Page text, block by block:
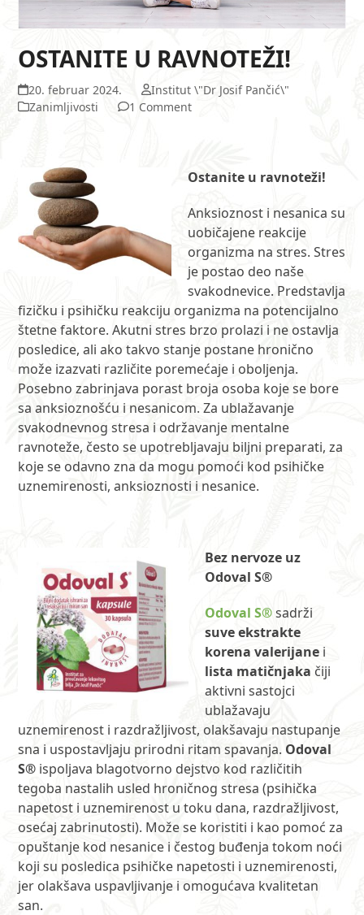
OSTANITE U RAVNOTEŽI!
20. februar 2024.
Institut \"Dr Josif Pančić\"
Zanimljivosti
1 Comment
Ostanite u ravnoteži!
Anksioznost i nesanica su
uobičajene reakcije
organizma na stres. Stres
je postao deo naše
svakodnevice. Predstavlja
fizičku i psihičku reakciju organizma na potencijalno
štetne faktore. Akutni stres brzo prolazi i ne ostavlja
posledice, ali ako takvo stanje postane hronično
može izazvati različite poremećaje i oboljenja.
Posebno zabrinjava porast broja osoba koje se bore
sa anksioznošću i nesanicom. Za ublažavanje
svakodnevnog stresa i održavanje mentalne
ravnoteže, često se upotrebljavaju biljni preparati, za
koje se odavno zna da mogu pomoći kod psihičke
uznemirenosti, anksioznosti i nesanice.
Bez nervoze uz
Odoval S®
Odoval S®sadrži
suve ekstrakte
korena valerijane i
lista matičnjaka čiji
aktivni sastojci
ublažavaju
uznemirenost i razdražljivost, olakšavaju nastupanje
sna i uspostavljaju prirodni ritam spavanja. Odoval
S® ispoljava blagotvorno dejstvo kod različitih
tegoba nastalih usled hroničnog stresa (psihička
napetost i uznemirenost u toku dana, razdražljivost,
osećaj zabrinutosti). Može se koristiti i kao pomoć za
opuštanje kod nesanice i čestog buđenja tokom noći
koji su posledica psihičke napetosti i uznemirenosti,
jer olakšava uspavljivanje i omogućava kvalitetan
san.